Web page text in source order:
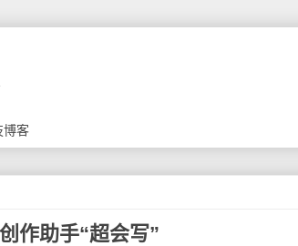
博客
作助手“超会写”